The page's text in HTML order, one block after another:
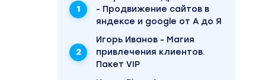
- Продвижение сайтов в
яндексе и google от А до Я
Игорь Иванов - Магия
привлечения клиентов.
Пакет VIP